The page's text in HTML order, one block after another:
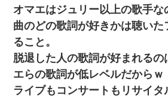
【驚愕】私「今まで育てた分のお金返し
3000万円」→数年後。私「妹が病気にな
い」→
結婚生活10ヶ月目で嫁から一方的に「も
された
オマエはジュリー以上の歌手
曲のどの歌詞が好きかは聴いた
ること。
脱退した人の歌詞が好まれるの
エらの歌詞が低レベルだからｗ
ライブもコンサートもリサイタ